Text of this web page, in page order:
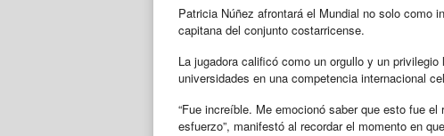
Patricia Núñez afrontará el Mundial no solo como
capitana del conjunto costarricense.
La jugadora calificó como un orgullo y un
universidades en una competencia internacional
“Fue increíble. Me emocionó saber que esto fue
esfuerzo”, manifestó al recordar el momento en